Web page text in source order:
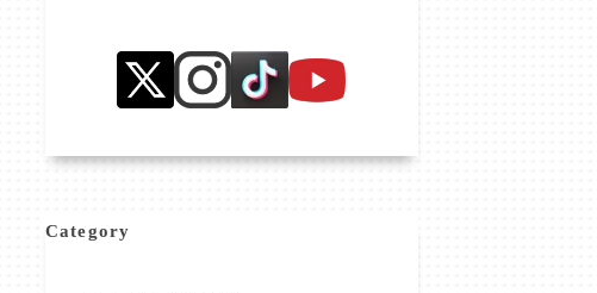
Category